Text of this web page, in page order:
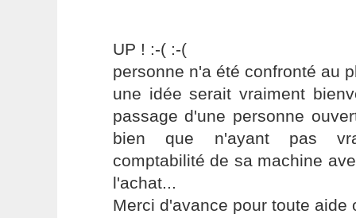
UP ! :-( :-(
personne n'a été confronté au
une idée serait vraiment
passage d'une personne
bien que n'ayant pas
comptabilité de sa machine
l'achat...
Merci d'avance pour toute aide